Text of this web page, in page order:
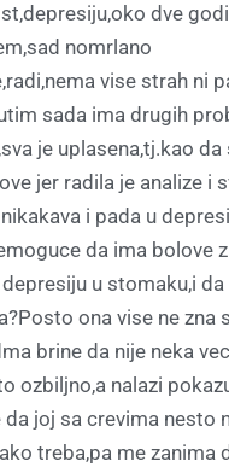
dve
nomrlano
vise strah ni
sada ima drugih
je uplasena,tj.kao da
jer radila je analize i
i pada u
da ima bolove
u stomaku,i da
ona vise ne zna
brine da nije neka
ozbiljno,a nalazi
joj sa crevima nesto
treba,pa me zanima